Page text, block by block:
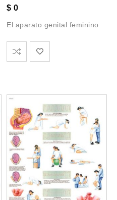
$ 0
El aparato genital feminino